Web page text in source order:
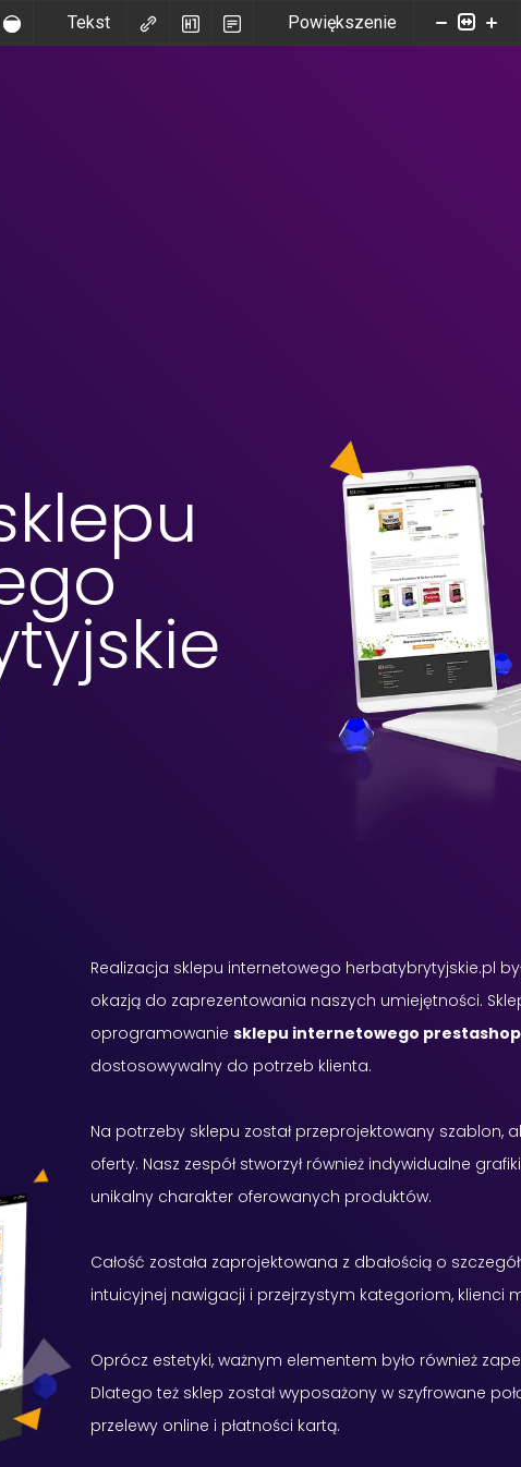
Tekst Powiększenie
Realizacja sklepu internetowego herbatybrytyjskie.pl
okazją do zaprezentowania naszych umiejętności.
oprogramowaniesklepu internetowego prestashop
dostosowywalny do potrzeb klienta.
Na potrzeby sklepu został przeprojektowany
oferty. Nasz zespół stworzył również indywidualne
unikalny charakter oferowanych produktów.
Całość została zaprojektowana z dbałością o
intuicyjnej nawigacji i przejrzystym kategoriom, klienci
Oprócz estetyki, ważnym elementem było również
Dlatego też sklep został wyposażony w szyfrowane
przelewy online i płatności kartą.